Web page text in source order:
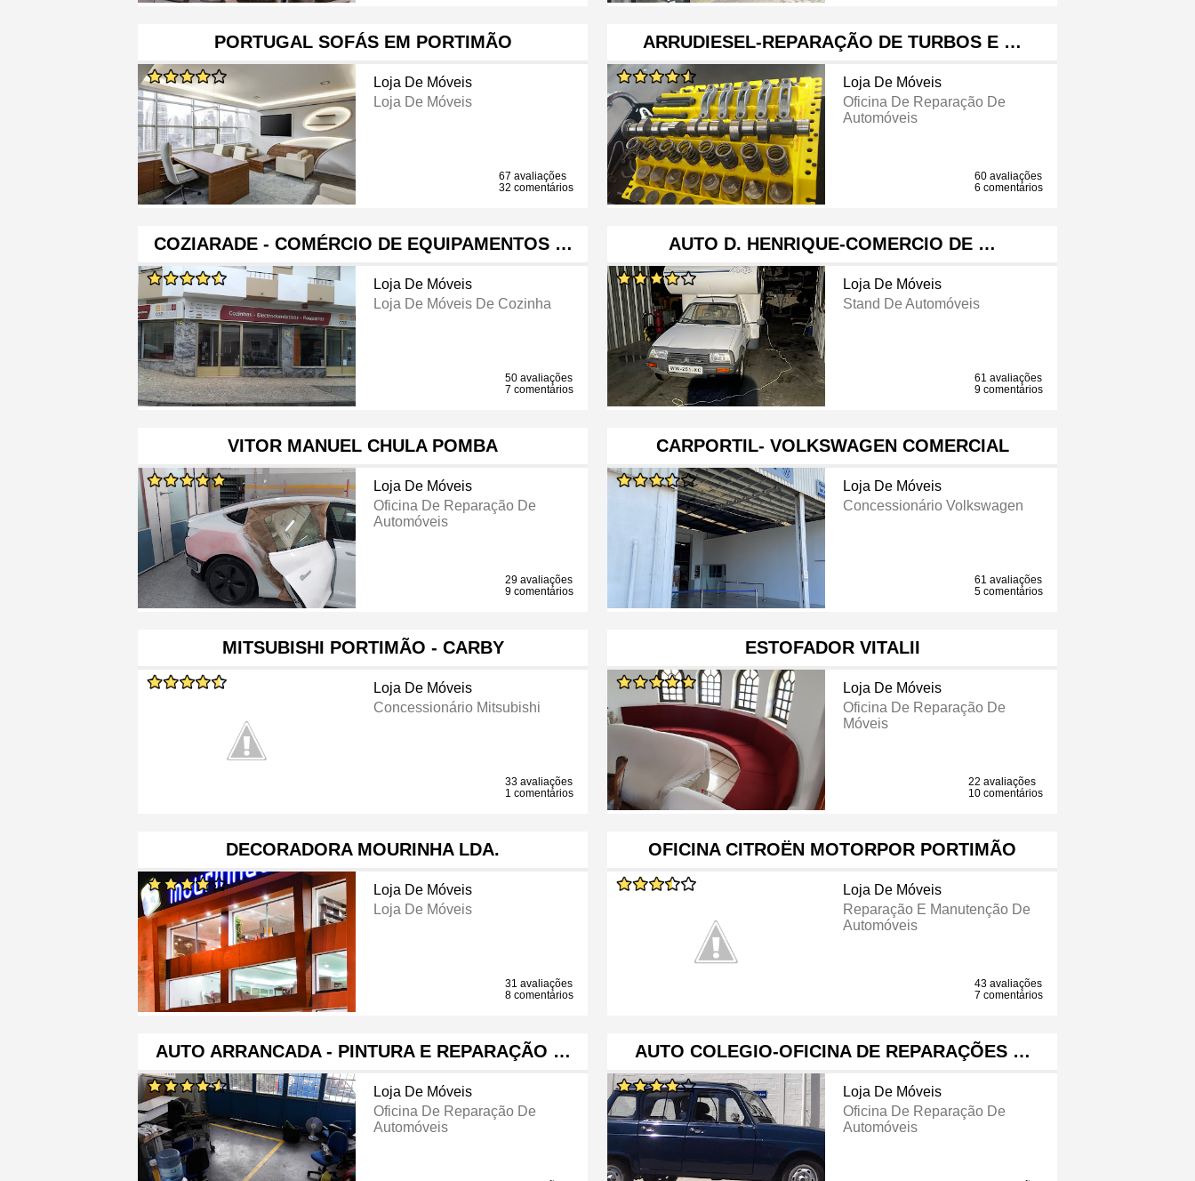
PORTUGAL SOFÁS EM PORTIMÃO
Loja De Móveis
Loja De Móveis
67 avaliações
32 comentários
ARRUDIESEL-REPARAÇÃO DE TURBOS E …
Loja De Móveis
Oficina De Reparação De
Automóveis
60 avaliações
6 comentários
COZIARADE - COMÉRCIO DE EQUIPAMENTOS …
Loja De Móveis
Loja De Móveis De Cozinha
50 avaliações
7 comentários
AUTO D. HENRIQUE-COMERCIO DE …
Loja De Móveis
Stand De Automóveis
61 avaliações
9 comentários
VITOR MANUEL CHULA POMBA
Loja De Móveis
Oficina De Reparação De
Automóveis
29 avaliações
9 comentários
CARPORTIL- VOLKSWAGEN COMERCIAL
Loja De Móveis
Concessionário Volkswagen
61 avaliações
5 comentários
MITSUBISHI PORTIMÃO - CARBY
Loja De Móveis
Concessionário Mitsubishi
33 avaliações
1 comentários
ESTOFADOR VITALII
Loja De Móveis
Oficina De Reparação De
Móveis
22 avaliações
10 comentários
DECORADORA MOURINHA LDA.
Loja De Móveis
Loja De Móveis
31 avaliações
8 comentários
OFICINA CITROËN MOTORPOR PORTIMÃO
Loja De Móveis
Reparação E Manutenção De
Automóveis
43 avaliações
7 comentários
AUTO ARRANCADA - PINTURA E REPARAÇÃO …
Loja De Móveis
Oficina De Reparação De
Automóveis
AUTO COLEGIO-OFICINA DE REPARAÇÕES …
Loja De Móveis
Oficina De Reparação De
Automóveis